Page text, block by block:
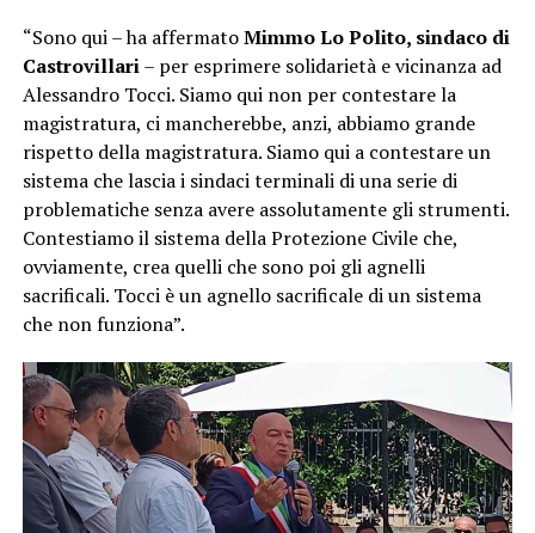
“Sono qui – ha affermatoMimmo Lo Polito, sindaco di
Castrovillari– per esprimere solidarietà e vicinanza ad
Alessandro Tocci. Siamo qui non per contestare la
magistratura, ci mancherebbe, anzi, abbiamo grande
rispetto della magistratura. Siamo qui a contestare un
sistema che lascia i sindaci terminali di una serie di
problematiche senza avere assolutamente gli strumenti.
Contestiamo il sistema della Protezione Civile che,
ovviamente, crea quelli che sono poi gli agnelli
sacrificali. Tocci è un agnello sacrificale di un sistema
che non funziona”.